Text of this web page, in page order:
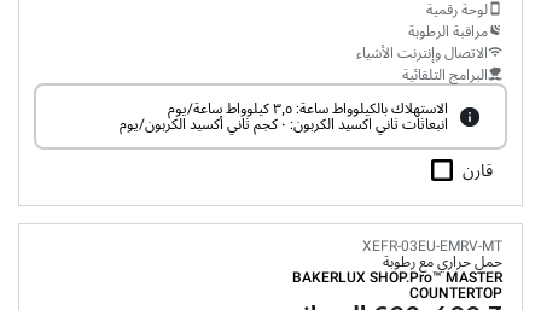
لوحة رقمية
مراقبة الرطوبة
الاتصال وإنترنت الأشياء
البرامج التلقائية
الاستهلاك بالكيلوواط ساعة: ٣٫٥ كيلوواط ساعة/يوم
انبعاثات ثاني اكسيد الكربون: ٠ كجم ثاني أكسيد الكربون/يوم
قارن
XEFR-03EU-EMRV-MT
حمل حراري مع رطوبة
BAKERLUX SHOP.Pro™ MASTER
COUNTERTOP